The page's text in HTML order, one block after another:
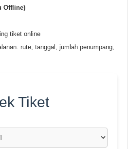
Offline)
tiket online
rute, tanggal, jumlah penumpang,
Tiket